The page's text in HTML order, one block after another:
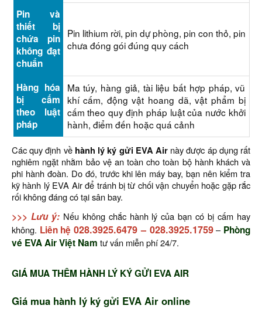
Pin và
thiết bị
chứa pin
không đạt
chuẩn
Pin lithium rời, pin dự phòng, pin con thỏ, pin
chưa đóng gói đúng quy cách
Hàng hóa
bị cấm
theo luật
pháp
Ma túy, hàng giả, tài liệu bất hợp pháp, vũ
khí cấm, động vật hoang dã, vật phẩm bị
cấm theo quy định pháp luật của nước khởi
hành, điểm đến hoặc quá cảnh
Các quy định về hành lý ký gửi EVA Airnày được áp dụng rất
nghiêm ngặt nhằm bảo vệ an toàn cho toàn bộ hành khách và
phi hành đoàn. Do đó, trước khi lên máy bay, bạn nên kiểm tra
kỹ hành lý EVA Air để tránh bị từ chối vận chuyển hoặc gặp rắc
rối không đáng có tại sân bay.
>>> Lưu ý: Nếu không chắc hành lý của bạn có bị cấm hay
không. Liên hệ028.3925.6479 – 028.3925.1759– Phòng
vé EVA Air Việt Nam tư vấn miễn phí 24/7.
GIÁ MUA THÊM HÀNH LÝ KÝ GỬI EVA AIR
Giá mua hành lý ký gửi EVA Air online